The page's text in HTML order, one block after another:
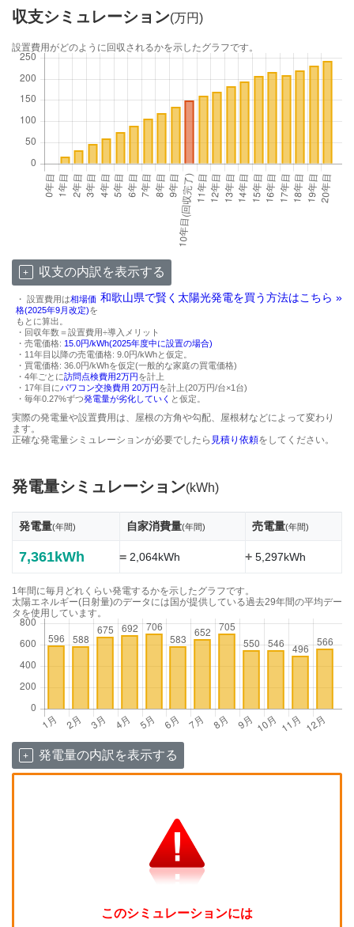
収支シミュレーション(万円)
設置費用がどのように回収されるかを示したグラフです。
収支の内訳を表示する
和歌山県で賢く太陽光発電を買う方法はこちら »
・ 設置費用は相場価
格(2025年9月改定)を
もとに算出。
・回収年数＝設置費用÷導入メリット
・売電価格: 15.0円/kWh(2025年度中に設置の場合)
・11年目以降の売電価格: 9.0円/kWhと仮定。
・買電価格: 36.0円/kWhを仮定(一般的な家庭の買電価格)
・4年ごとに訪問点検費用2万円を計上
・17年目にパワコン交換費用 20万円を計上(20万円/台×1台)
・毎年0.27%ずつ発電量が劣化していく と仮定。
実際の発電量や設置費用は、屋根の方角や勾配、屋根材などによって変わり
ます。
正確な発電量シミュレーションが必要でしたら 見積り依頼をしてください。
発電量シミュレーション(kWh)
発電量(年間) 自家消費量(年間) 売電量(年間)
7,361kWh =2,064kWh +5,297kWh
1年間に毎月どれくらい発電するかを示したグラフです。
太陽エネルギー(日射量)のデータには国が提供している過去29年間の平均デー
タを使用しています。
発電量の内訳を表示する
このシミュレーションには